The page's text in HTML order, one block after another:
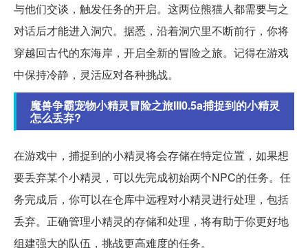
与他们交谈，触发任务的开启。这两位熊猫人都需要与之
对话后才能进入洞穴。据悉，沿着洞穴里不断前行，你将
穿越回古代的东海岸，开启全新的冒险之旅。记得在游戏
中保持冷静，灵活应对各种挑战。
魔兽争霸宠物小精灵冒险之旅III0.5a捕捉到的小精灵
怎么丢弃?
在游戏中，捕捉到的小精灵将会存储在特定位置，如果想
要丢弃某个小精灵，可以先完成初始两个NPC的任务。任
务完成后，你可以在仓库中远程对小精灵进行处理，包括
丢弃。正确管理小精灵的存储和处理，将有助于你更好地
组建强大的队伍，挑战更高难度的任务。